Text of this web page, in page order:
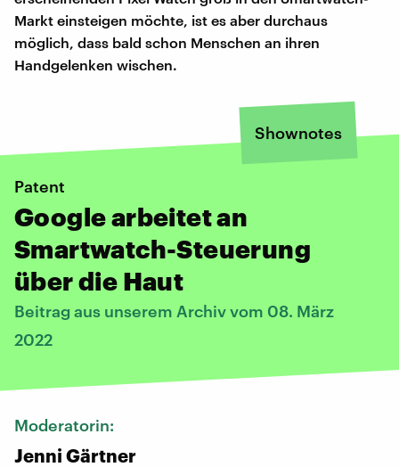
Markt einsteigen möchte, ist es aber durchaus
möglich, dass bald schon Menschen an ihren
Handgelenken wischen.
Shownotes
Patent
Google arbeitet an
Smartwatch-Steuerung
über die Haut
Beitrag aus unserem Archiv vom 08. März
2022
Moderatorin:
Jenni Gärtner